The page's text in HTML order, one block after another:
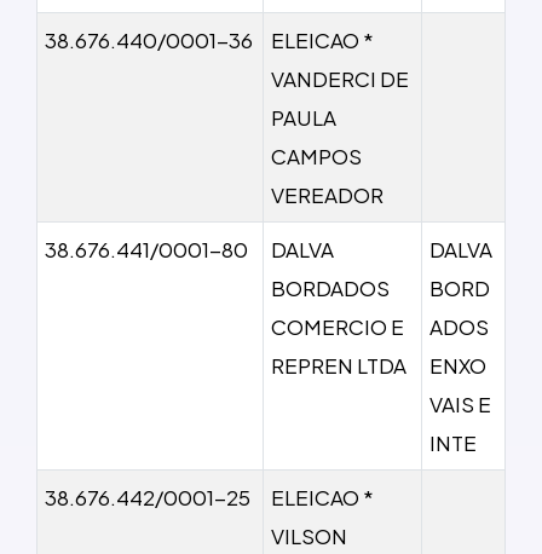
38.676.440/0001-36
ELEICAO *
VANDERCI DE
PAULA
CAMPOS
VEREADOR
38.676.441/0001-80
DALVA
BORDADOS
COMERCIO E
REPREN LTDA
DALVA
BORD
ADOS
ENXO
VAIS E
INTE
38.676.442/0001-25
ELEICAO *
VILSON